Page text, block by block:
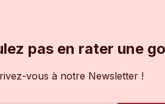
pas en rater une
vous à notre Newsletter !